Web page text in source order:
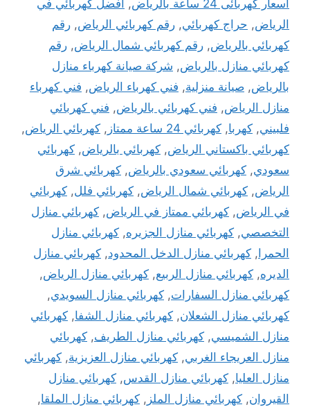
اسعار كهربائى 24 ساعة بالرياض
, افضل كهربائي في
الرياض, حراج كهربائي, رقم كهربائي الرياض, رقم
كهربائي بالرياض, رقم كهربائي شمال الرياض, رقم
كهربائي منازل بالرياض, شركة صيانة كهرباء منازل
بالرياض, صيانة منزلية, فني كهرباء الرياض, فني كهرباء
منازل الرياض, فني كهربائي بالرياض, فني كهربائي
فلبيني, كهربا, كهربائي 24 ساعة ممتاز , كهربائي الرياض,
كهربائي باكستاني الرياض, كهربائي بالرياض, كهربائي
سعودي, كهربائي سعودي بالرياض, كهربائي شرق
الرياض, كهربائي شمال الرياض, كهربائي فلل, كهربائي
في الرياض, كهربائي ممتاز في الرياض, كهربائي منازل
التخصصي, كهربائي منازل الجزيره, كهربائي منازل
الحمرا, كهربائي منازل الدخل المحدود, كهربائي منازل
الديره, كهربائي منازل الربيع, كهربائي منازل الرياض,
كهربائي منازل السفارات, كهربائي منازل السويدي,
كهربائي منازل الشعلان, كهربائي منازل الشفا, كهربائي
منازل الشميسي, كهربائي منازل الطريف, كهربائي
منازل العريجاء الغربي, كهربائي منازل العزيزية, كهربائي
منازل العليا, كهربائي منازل القدس, كهربائي منازل
القيروان, كهربائي منازل الملز , كهربائي منازل الملقا,